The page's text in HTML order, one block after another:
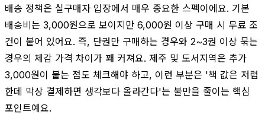
배송 정책은 실구매자 입장에서 매우 중요한 스펙이에요. 기본
배송비는 3,000원으로 보이지만 6,000원 이상 구매 시 무료 조
건이 붙어 있어요. 즉, 단권만 구매하는 경우와 2~3권 이상 묶는
경우의 체감 가격 차이가 꽤 커져요. 제주 및 도서지역은 추가
3,000원이 붙는 점도 체크해야 하고, 이런 부분은 '책 값은 저렴
한데 막상 결제하면 생각보다 올라간다'는 불만을 줄이는 핵심
포인트예요.